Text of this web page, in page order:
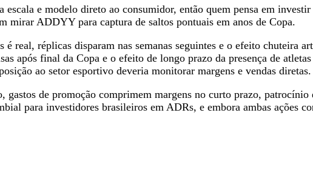
e modelo direto ao consumidor, então quem pensa em
mirar ADDYY para captura de saltos pontuais em anos de Copa.
real, réplicas disparam nas semanas seguintes e o efeito chuteira
após final da Copa e o efeito de longo prazo da presença de
ao setor esportivo deveria monitorar margens e vendas diretas.
de promoção comprimem margens no curto prazo,
para investidores brasileiros em ADRs, e embora ambas ações